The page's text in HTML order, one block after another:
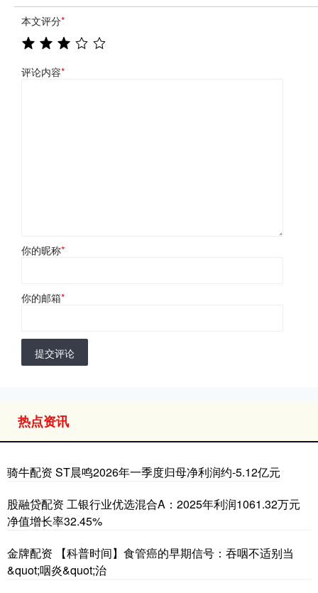
本文评分*
评论内容*
你的昵称*
你的邮箱*
提交评论
热点资讯
骑牛配资 ST晨鸣2026年一季度归母净利润约-5.12亿元
股融贷配资 工银行业优选混合A：2025年利润1061.32万元
净值增长率32.45%
金牌配资 【科普时间】食管癌的早期信号：吞咽不适别当
&quot;咽炎&quot;治